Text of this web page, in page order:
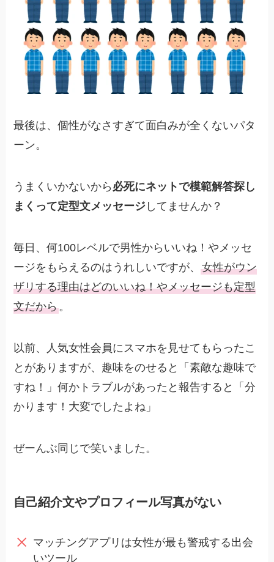
最後は、個性がなさすぎて面白みが全くないパタ
ーン。
うまくいかないから 必死にネットで模範解答探し
まくって定型文メッセージ してませんか？
毎日、何100レベルで男性からいいね！やメッセ
ージをもらえるのはうれしいですが、女性がウン
ザリする理由はどのいいね！やメッセージも定型
文だから。
以前、人気女性会員にスマホを見せてもらったこ
とがありますが、趣味をのせると「素敵な趣味で
すね！」何かトラブルがあったと報告すると「分
かります！大変でしたよね」
ぜーんぶ同じで笑いました。
自己紹介文やプロフィール写真がない
マッチングアプリは女性が最も警戒する出会
いツール